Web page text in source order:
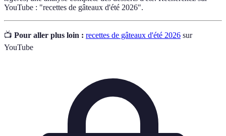
YouTube : "recettes de gâteaux d'été 2026".
📺 Pour aller plus loin : recettes de gâteaux d'été 2026 sur
YouTube